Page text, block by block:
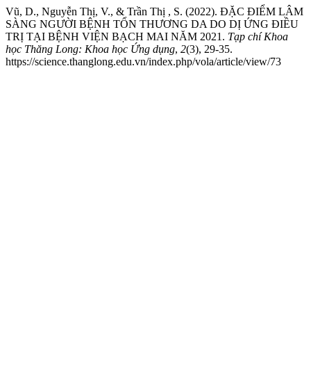
Vũ, D., Nguyễn Thị, V., & Trần Thị , S. (2022). ĐẶC ĐIỂM LÂM
SÀNG NGƯỜI BỆNH TỔN THƯƠNG DA DO DỊ ỨNG ĐIỀU
TRỊ TẠI BỆNH VIỆN BẠCH MAI NĂM 2021. Tạp chí Khoa
học Thăng Long: Khoa học Ứng dụng, 2(3), 29-35.
https://science.thanglong.edu.vn/index.php/vola/article/view/73